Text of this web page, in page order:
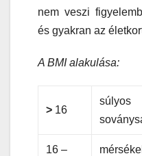
nem veszi
és gyakran az
A BMI alakulása:
> 16
súlyos
16 –